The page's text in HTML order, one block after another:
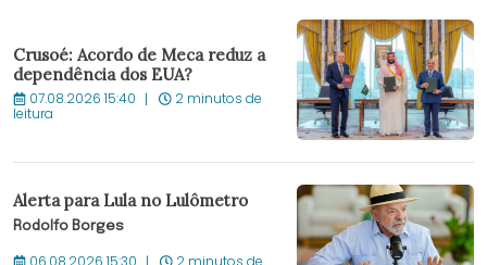
Crusoé: Acordo de Meca reduz a
dependência dos EUA?
07.08.2026 15:40 2 minutos de
leitura
Alerta para Lula no Lulômetro
Rodolfo Borges